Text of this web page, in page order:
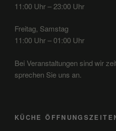
11:00 Uhr – 23:00 Uhr
Freitag, Samstag
11:00 Uhr – 01:00 Uhr
Bei Veranstaltungen sind wir
sprechen Sie uns an.
KÜCHE